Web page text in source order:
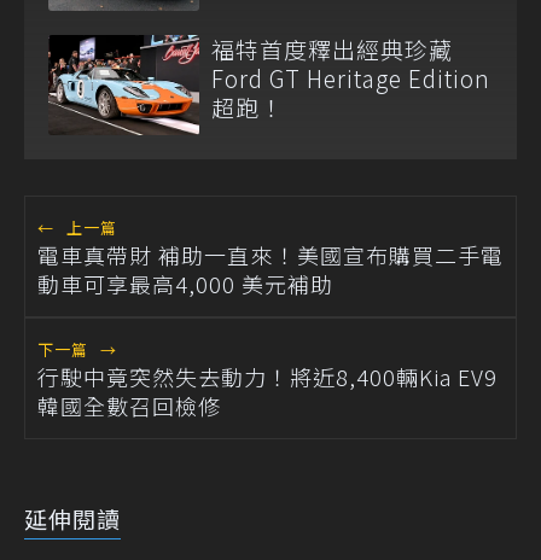
福特首度釋出經典珍藏
Ford GT Heritage Edition
超跑！
← 上一篇
電車真帶財 補助一直來！美國宣布購買二手電
動車可享最高4,000 美元補助
下一篇 →
行駛中竟突然失去動力！將近8,400輛Kia EV9
韓國全數召回檢修
延伸閱讀